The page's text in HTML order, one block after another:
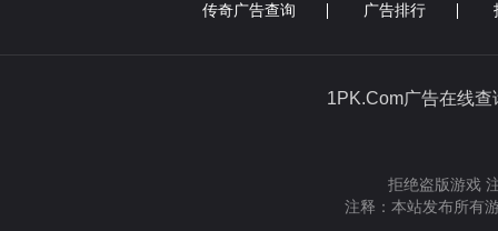
传奇广告查询 广告排行
1PK.Com广告在
拒绝盗版游戏
注释：本站发布所有